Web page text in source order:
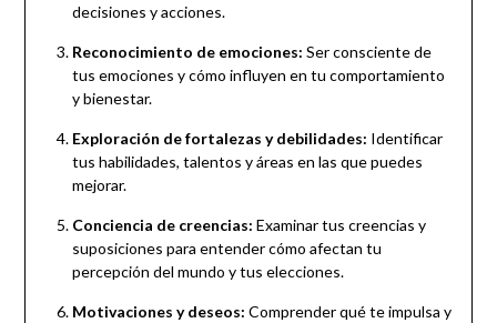
decisiones y acciones.
Reconocimiento de emociones: Ser consciente de
tus emociones y cómo influyen en tu comportamiento
y bienestar.
Exploración de fortalezas y debilidades: Identificar
tus habilidades, talentos y áreas en las que puedes
mejorar.
Conciencia de creencias: Examinar tus creencias y
suposiciones para entender cómo afectan tu
percepción del mundo y tus elecciones.
Motivaciones y deseos: Comprender qué te impulsa y